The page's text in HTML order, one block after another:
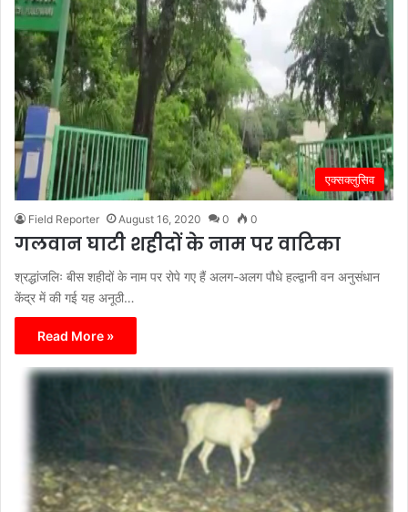
एक्सक्लुसिव
Field Reporter August 16, 2020 0 0
गलवान घाटी शहीदों के नाम पर वाटिका
श्रद्धांजलिः बीस शहीदों के नाम पर रोपे गए हैं अलग-अलग पौधे हल्द्वानी वन अनुसंधान
केंद्र में की गई यह अनूठी…
Read More »